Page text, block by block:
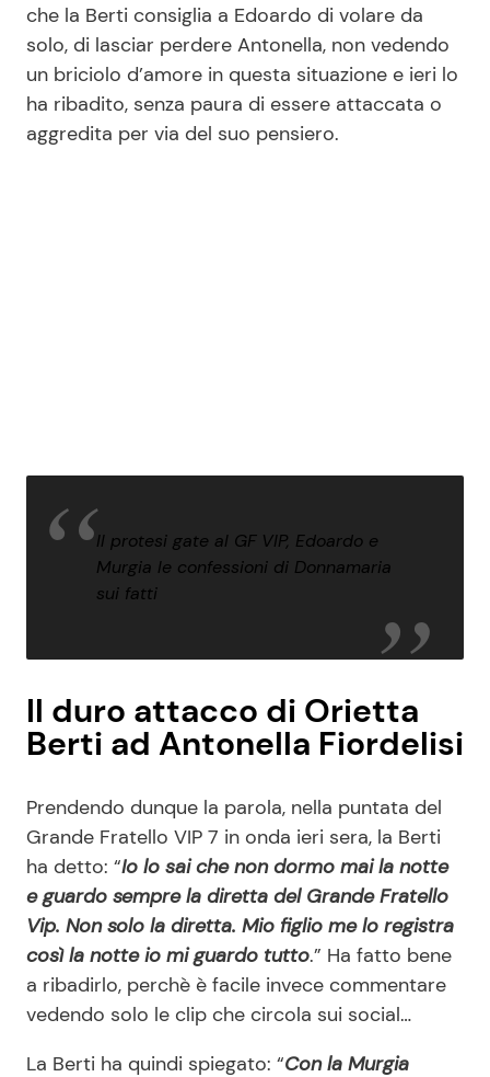
che la Berti consiglia a Edoardo di volare da
solo, di lasciar perdere Antonella, non vedendo
un briciolo d’amore in questa situazione e ieri lo
ha ribadito, senza paura di essere attaccata o
aggredita per via del suo pensiero.
Il protesi gate al GF VIP, Edoardo e
Murgia le confessioni di Donnamaria
sui fatti
Il duro attacco di Orietta
Berti ad Antonella Fiordelisi
Prendendo dunque la parola, nella puntata del
Grande Fratello VIP 7 in onda ieri sera, la Berti
ha detto: “Io lo sai che non dormo mai la notte
e guardo sempre la diretta del Grande Fratello
Vip. Non solo la diretta. Mio figlio me lo registra
così la notte io mi guardo tutto.” Ha fatto bene
a ribadirlo, perchè è facile invece commentare
vedendo solo le clip che circola sui social…
La Berti ha quindi spiegato: “Con la Murgia